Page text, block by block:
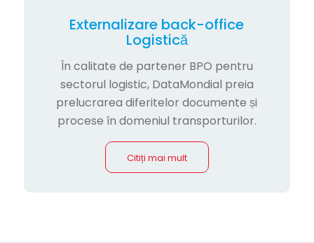
Externalizare back-office
Logistică
În calitate de partener BPO pentru
sectorul logistic, DataMondial preia
prelucrarea diferitelor documente și
procese în domeniul transporturilor.
Citiți mai mult